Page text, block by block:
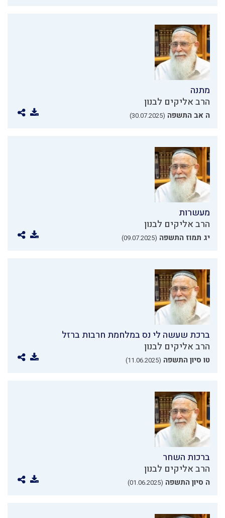
מתנה
הרב אליקים לבנון
ה אב התשפה (30.07.2025)
מעשרות
הרב אליקים לבנון
יג תמוז התשפה (09.07.2025)
ברכת שעשה לי נס במלחמת חרבות ברזל
הרב אליקים לבנון
טו סיון התשפה (11.06.2025)
ברכות השחר
הרב אליקים לבנון
ה סיון התשפה (01.06.2025)